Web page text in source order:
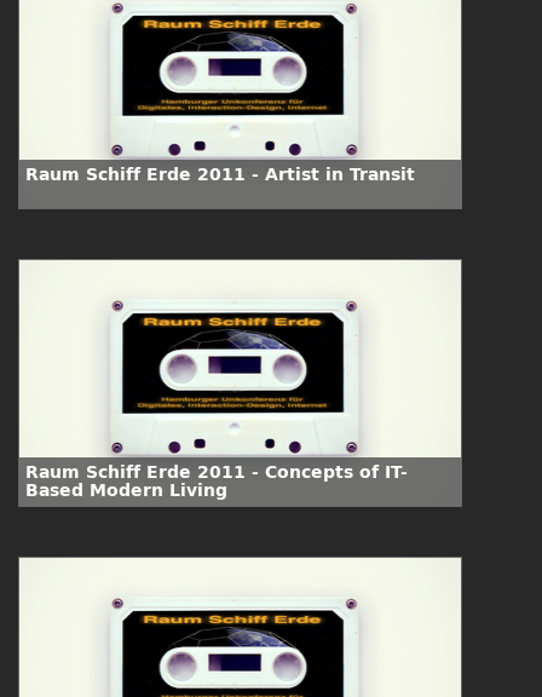
Raum Schiff Erde 2011 - Artist in Transit
Raum Schiff Erde 2011 - Concepts of IT-
Based Modern Living